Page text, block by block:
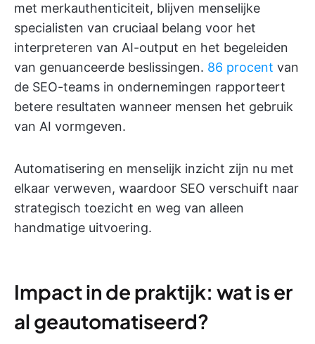
met merkauthenticiteit, blijven menselijke
specialisten van cruciaal belang voor het
interpreteren van AI-output en het begeleiden
van genuanceerde beslissingen. 86 procent van
de SEO-teams in ondernemingen rapporteert
betere resultaten wanneer mensen het gebruik
van AI vormgeven.
Automatisering en menselijk inzicht zijn nu met
elkaar verweven, waardoor SEO verschuift naar
strategisch toezicht en weg van alleen
handmatige uitvoering.
Impact in de praktijk: wat is er
al geautomatiseerd?